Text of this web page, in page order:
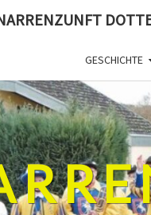
GESCHICHTE